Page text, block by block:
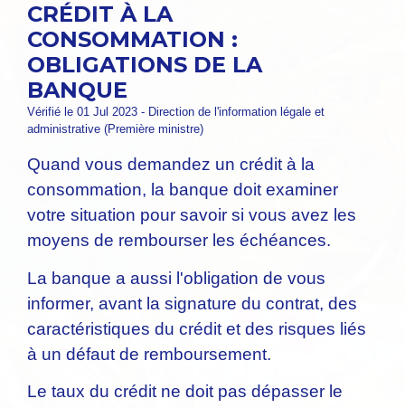
CRÉDIT À LA
CONSOMMATION :
OBLIGATIONS DE LA
BANQUE
Vérifié le 01 Jul 2023 - Direction de l'information légale et
administrative (Première ministre)
Quand vous demandez un crédit à la
consommation, la banque doit examiner
votre situation pour savoir si vous avez les
moyens de rembourser les échéances.
La banque a aussi l'obligation de vous
informer, avant la signature du contrat, des
caractéristiques du crédit et des risques liés
à un défaut de remboursement.
Le taux du crédit ne doit pas dépasser le